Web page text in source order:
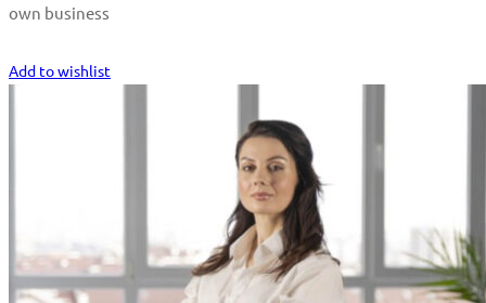
own business
Add to wishlist